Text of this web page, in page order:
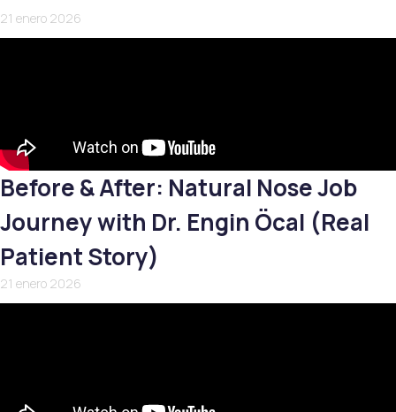
21 enero 2026
Before & After: Natural Nose Job
Journey with Dr. Engin Öcal (Real
Patient Story)
21 enero 2026